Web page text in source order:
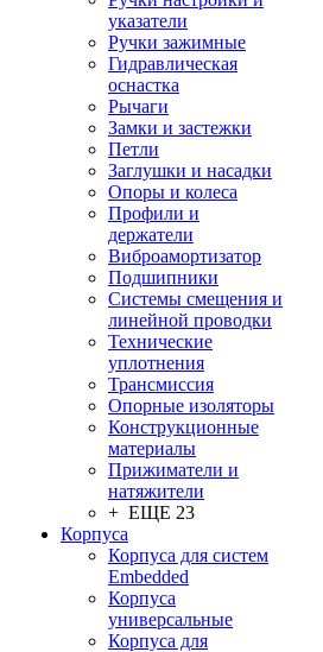
указатели
Ручки зажимные
Гидравлическая
оснастка
Рычаги
Замки и застежки
Петли
Заглушки и насадки
Опоры и колеса
Профили и
держатели
Виброамортизатор
Подшипники
Системы смещения и
линейной проводки
Технические
уплотнения
Трансмиссия
Опорные изоляторы
Конструкционные
материалы
Прижиматели и
натяжители
+ ЕЩЕ 23
Корпуса
Корпуса для систем
Embedded
Корпуса
универсальные
Корпуса для